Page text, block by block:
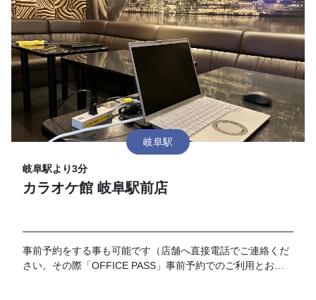
岐阜駅
岐阜駅より3分
カラオケ館 岐阜駅前店
事前予約をする事も可能です（店舗へ直接電話でご連絡くだ
さい。その際「OFFICE PASS」事前予約でのご利用とお伝